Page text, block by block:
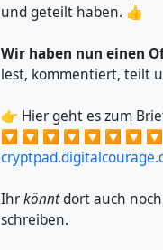
und geteilt haben. 👍
Wir haben nun einen
lest, kommentiert, teilt
👉 Hier geht es zum
🔽 🔽 🔽 🔽 🔽 🔽 🔽
Ihrkönntdort auch
schreiben.